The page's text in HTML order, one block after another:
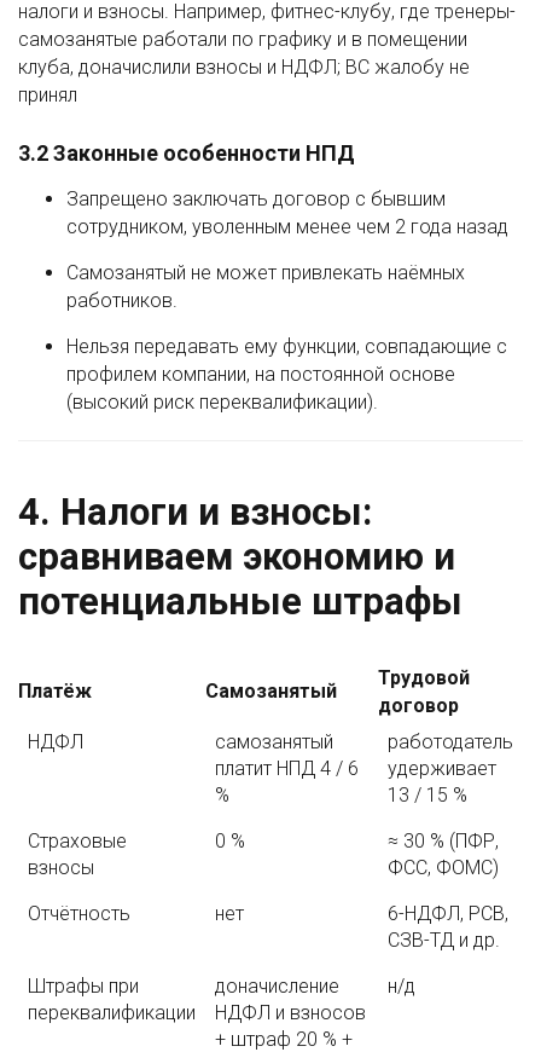
налоги и взносы. Например, фитнес-клубу, где тренеры-
самозанятые работали по графику и в помещении
клуба, доначислили взносы и НДФЛ; ВС жалобу не
принял
3.2 Законные особенности НПД
Запрещено заключать договор с бывшим
сотрудником, уволенным менее чем 2 года назад
Самозанятый не может привлекать наёмных
работников.
Нельзя передавать ему функции, совпадающие с
профилем компании, на постоянной основе
(высокий риск переквалификации).
4. Налоги и взносы:
сравниваем экономию и
потенциальные штрафы
Платёж Самозанятый
Трудовой
договор
НДФЛ
самозанятый
платит НПД 4 / 6
%
работодатель
удерживает
13 / 15 %
Страховые
взносы
0 %
≈ 30 % (ПФР,
ФСС, ФОМС)
Отчётность
нет
6-НДФЛ, РСВ,
СЗВ-ТД и др.
Штрафы при
переквалификации
доначисление
НДФЛ и взносов
+ штраф 20 % +
н/д